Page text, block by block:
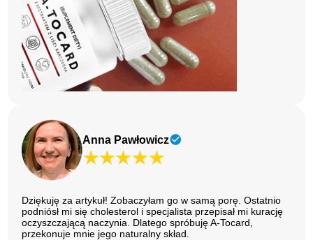
Anna Pawłowicz
Dziękuję za artykuł! Zobaczyłam go w samą porę. Ostatnio
podniósł mi się cholesterol i specjalista przepisał mi kurację
oczyszczającą naczynia. Dlatego spróbuję A-Tocard,
przekonuje mnie jego naturalny skład.